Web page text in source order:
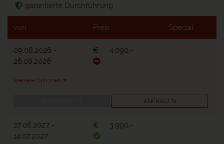
garantierte Durchführung
von Preis Special
09.08.2026 -
26.08.2026
€ 4.090,-
weitere Optionen
ANFRAGEN
27.06.2027 -
14.07.2027
€ 3.990,-